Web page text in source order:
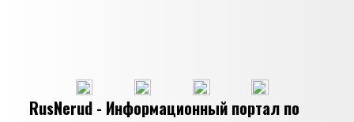
RusNerud - Информационный портал по